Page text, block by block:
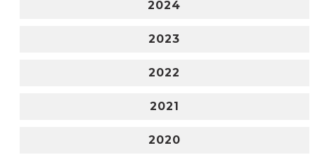
2024
2023
2022
2021
2020